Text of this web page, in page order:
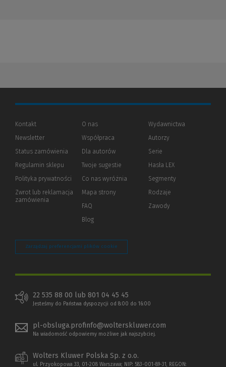
Kontakt
Newsletter
Status zamówienia
Regulamin sklepu
Polityka prywatności (Nowe
(Link
innej
Zwrot lub reklamacja
zamówienia
O nas
Współpraca
Dla autorów(Nowe
(Link
innej
Twoje sugestie
Co nas wyróżnia
Mapa strony
FAQ
Blog
Wydawnictwa
Autorzy
Serie
Hasła LEX
Segmenty
Rodzaje
Zawody
Zarządzaj preferencjami plików cookie
22 535 88 00 lub 801 04 45 45
Jesteśmy do Państwa dyspozycji od 8:00 do 16:00
pl-obsluga.profinfo@wolterskluwer.com
Na wiadomość odpowiemy możliwe jak najszybciej.
Wolters Kluwer Polska Sp. z o.o.
ul. Przyokopowa 33, 01-208 Warszawa; NIP: 583-001-89-31, REGON: